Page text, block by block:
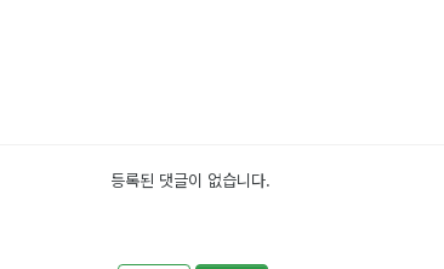
등록된 댓글이 없습니다.